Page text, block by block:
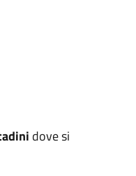
dove si